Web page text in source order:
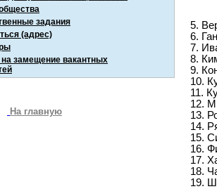
задания
(адрес)
на замещение вакантных
На главную
5.
6.
7.
8.
9.
10.
11.
12.
13.
14.
15.
16.
17.
18.
19.